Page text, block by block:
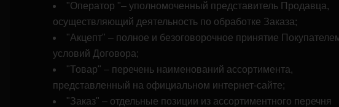
"Оператор "– уполномоченный представитель Продавца,
осуществляющий деятельность по обработке Заказа;
"Акцепт" – полное и безоговорочное принятие
условий Договора;
"Товар" – перечень наименований ассортимента,
представленный на официальном интернет-сайте;
"Заказ" – отдельные позиции из ассортиментного перечня